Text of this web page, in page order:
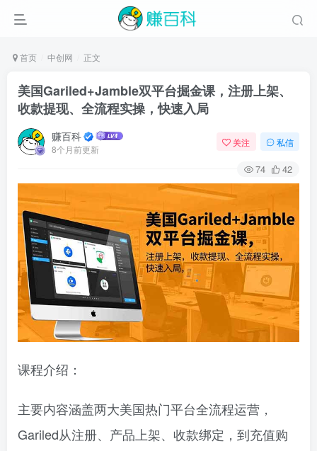
首页 中创网 正文
美国Gariled+Jamble双平台掘金课，注册上架、
收款提现、全流程实操，快速入局
赚百科
8个月前更新
关注 私信
74 42
课程介绍：
主要内容涵盖两大美国热门平台全流程运营，
Gariled从注册、产品上架、收款绑定，到充值购